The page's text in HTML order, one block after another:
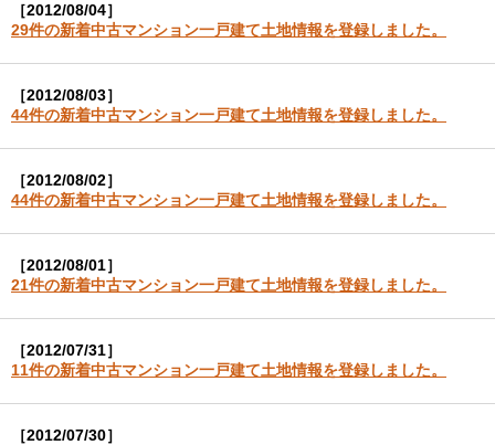
［2012/08/04］
29件の新着中古マンション一戸建て土地情報を登録しました。
［2012/08/03］
44件の新着中古マンション一戸建て土地情報を登録しました。
［2012/08/02］
44件の新着中古マンション一戸建て土地情報を登録しました。
［2012/08/01］
21件の新着中古マンション一戸建て土地情報を登録しました。
［2012/07/31］
11件の新着中古マンション一戸建て土地情報を登録しました。
［2012/07/30］